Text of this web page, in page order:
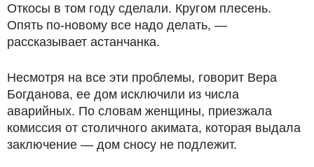
Откосы в том году сделали. Кругом плесень.
Опять по-новому все надо делать, —
рассказывает астанчанка.
Несмотря на все эти проблемы, говорит Вера
Богданова, ее дом исключили из числа
аварийных. По словам женщины, приезжала
комиссия от столичного акимата, которая выдала
заключение — дом сносу не подлежит.